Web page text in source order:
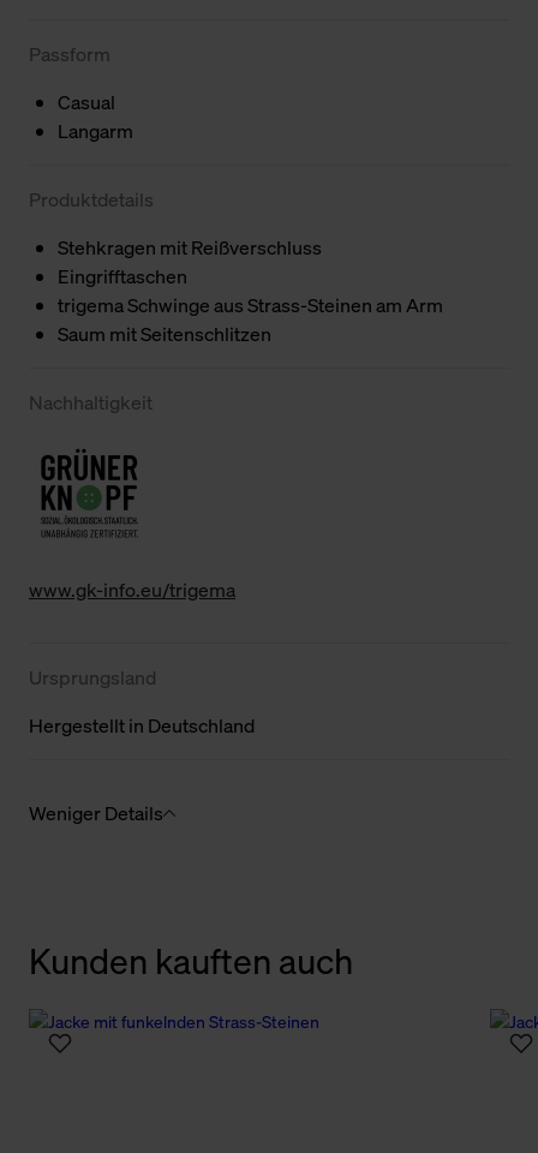
Passform
Casual
Langarm
Produktdetails
Stehkragen mit Reißverschluss
Eingrifftaschen
trigema Schwinge aus Strass-Steinen am Arm
Saum mit Seitenschlitzen
Nachhaltigkeit
www.gk-info.eu/trigema
Ursprungsland
Hergestellt in Deutschland
Weniger Details
Kunden kauften auch